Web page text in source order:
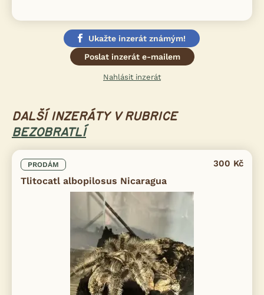
Ukažte inzerát známým!
Poslat inzerát e-mailem
Nahlásit inzerát
DALŠÍ INZERÁTY V RUBRICE
BEZOBRATLÍ
PRODÁM
Tlitocatl albopilosus Nicaragua
300 Kč